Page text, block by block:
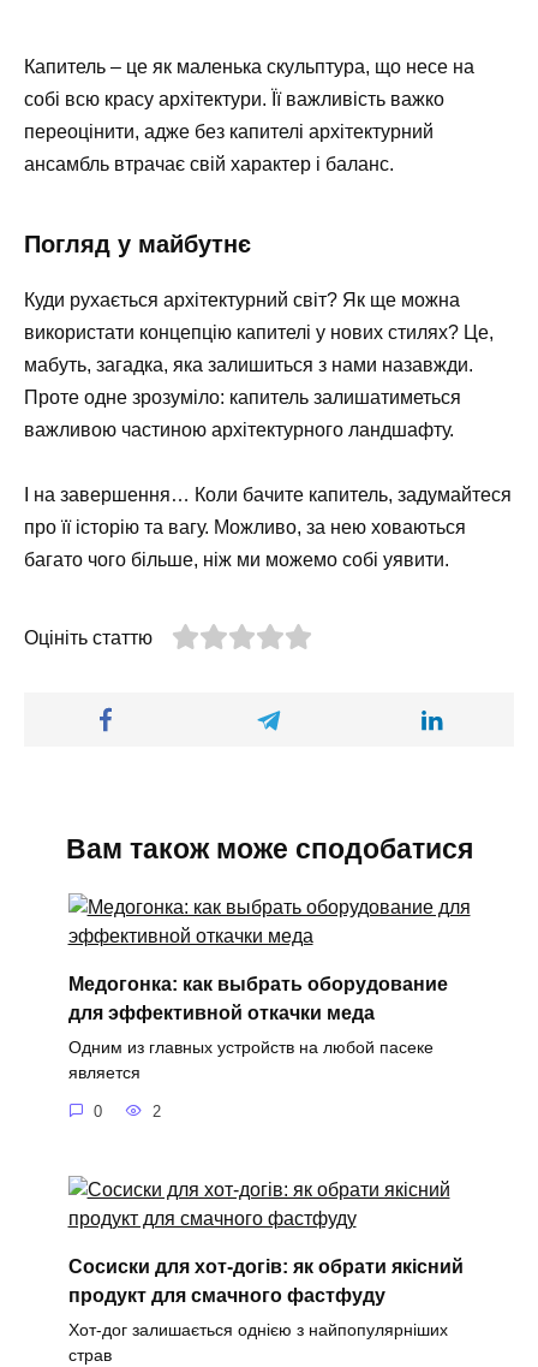
Капитель – це як маленька скульптура, що несе на
собі всю красу архітектури. Її важливість важко
переоцінити, адже без капителі архітектурний
ансамбль втрачає свій характер і баланс.
Погляд у майбутнє
Куди рухається архітектурний світ? Як ще можна
використати концепцію капителі у нових стилях? Це,
мабуть, загадка, яка залишиться з нами назавжди.
Проте одне зрозуміло: капитель залишатиметься
важливою частиною архітектурного ландшафту.
І на завершення… Коли бачите капитель, задумайтеся
про її історію та вагу. Можливо, за нею ховаються
багато чого більше, ніж ми можемо собі уявити.
Оцініть статтю
Вам також може сподобатися
Медогонка: как выбрать оборудование
для эффективной откачки меда
Одним из главных устройств на любой пасеке
является
0 2
Сосиски для хот-догів: як обрати якісний
продукт для смачного фастфуду
Хот-дог залишається однією з найпопулярніших
страв